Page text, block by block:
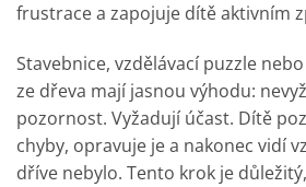
frustrace a zapojuje dítě aktivním
Stavebnice, vzdělávací puzzle
ze dřeva mají jasnou výhodu:
pozornost. Vyžadují účast. Dítě
chyby, opravuje je a nakonec vidí
dříve nebylo. Tento krok je